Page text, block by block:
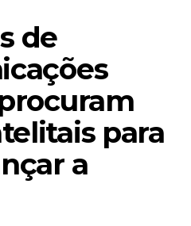
de
para
a